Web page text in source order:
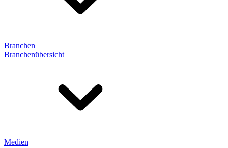
Branchen
Branchenübersicht
Medien